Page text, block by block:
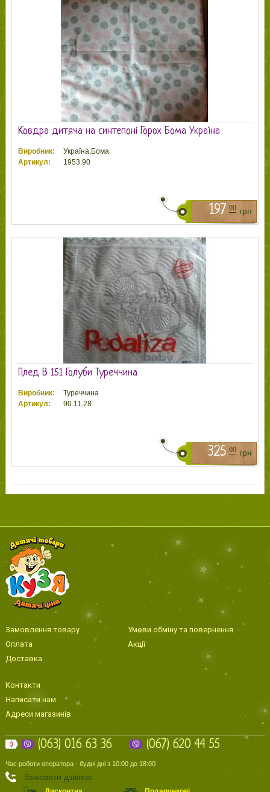
Ковдра дитяча на синтепоні Горох Бома Україна
Виробник:
Україна,Бома
Артикул:
1953.90
197 00 грн
Плед В 151 Голуби Туреччина
Виробник:
Туреччина
Артикул:
90.11.28
325 00 грн
Замовлення товару
Оплата
Доставка
Умови обміну та повернення
Акції
Контакти
Написати нам
Адреси магазинів
(063) 016 63 36 (067) 620 44 55
Час роботи оператора - будні дні з 10:00 до 18:00
Замовити дзвінок